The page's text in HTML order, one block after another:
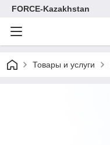
FORCE-Kazakhstan
Товары и услуги